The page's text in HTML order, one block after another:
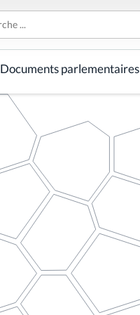
Documents parlementaires